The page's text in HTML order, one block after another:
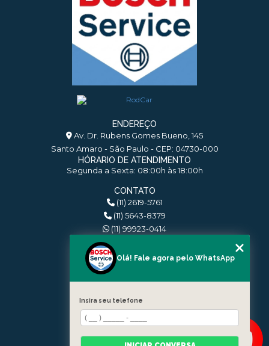
ENDEREÇO
Av. Dr. Rubens Gomes Bueno, 145
Santo Amaro - São Paulo - CEP: 04730-000
HÓRARIO DE ATENDIMENTO
Segunda a Sexta: 08:00h às 18:00h
CONTATO
(11) 2619-5761
(11) 5643-8379
(11) 99923-0414
rodcar@centrorodcar.com.br
HOME
QUEM SOMOS
SERVIÇOS
BLOG
Olá! Fale agora pelo WhatsApp
Insira seu telefone